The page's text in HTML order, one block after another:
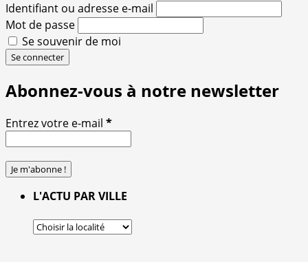
Identifiant ou adresse e-mail
Mot de passe
Se souvenir de moi
Se connecter
Abonnez-vous à notre newsletter
Entrez votre e-mail *
L'ACTU PAR VILLE